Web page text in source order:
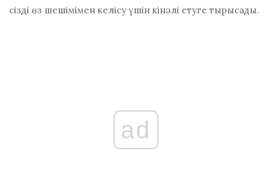
сізді өз шешімімен келісу үшін кінәлі етуге тырысады.
ad